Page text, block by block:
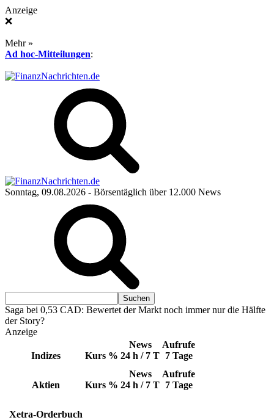
Anzeige
❌
Mehr »
Ad hoc-Mitteilungen:
Sonntag, 09.08.2026 - Börsentäglich über 12.000 News
Saga bei 0,53 CAD: Bewertet der Markt noch immer nur die Hälfte
der Story?
Anzeige
Indizes Kurs %
News
24 h / 7 T
Aufrufe
7 Tage
Aktien Kurs %
News
24 h / 7 T
Aufrufe
7 Tage
Xetra-Orderbuch